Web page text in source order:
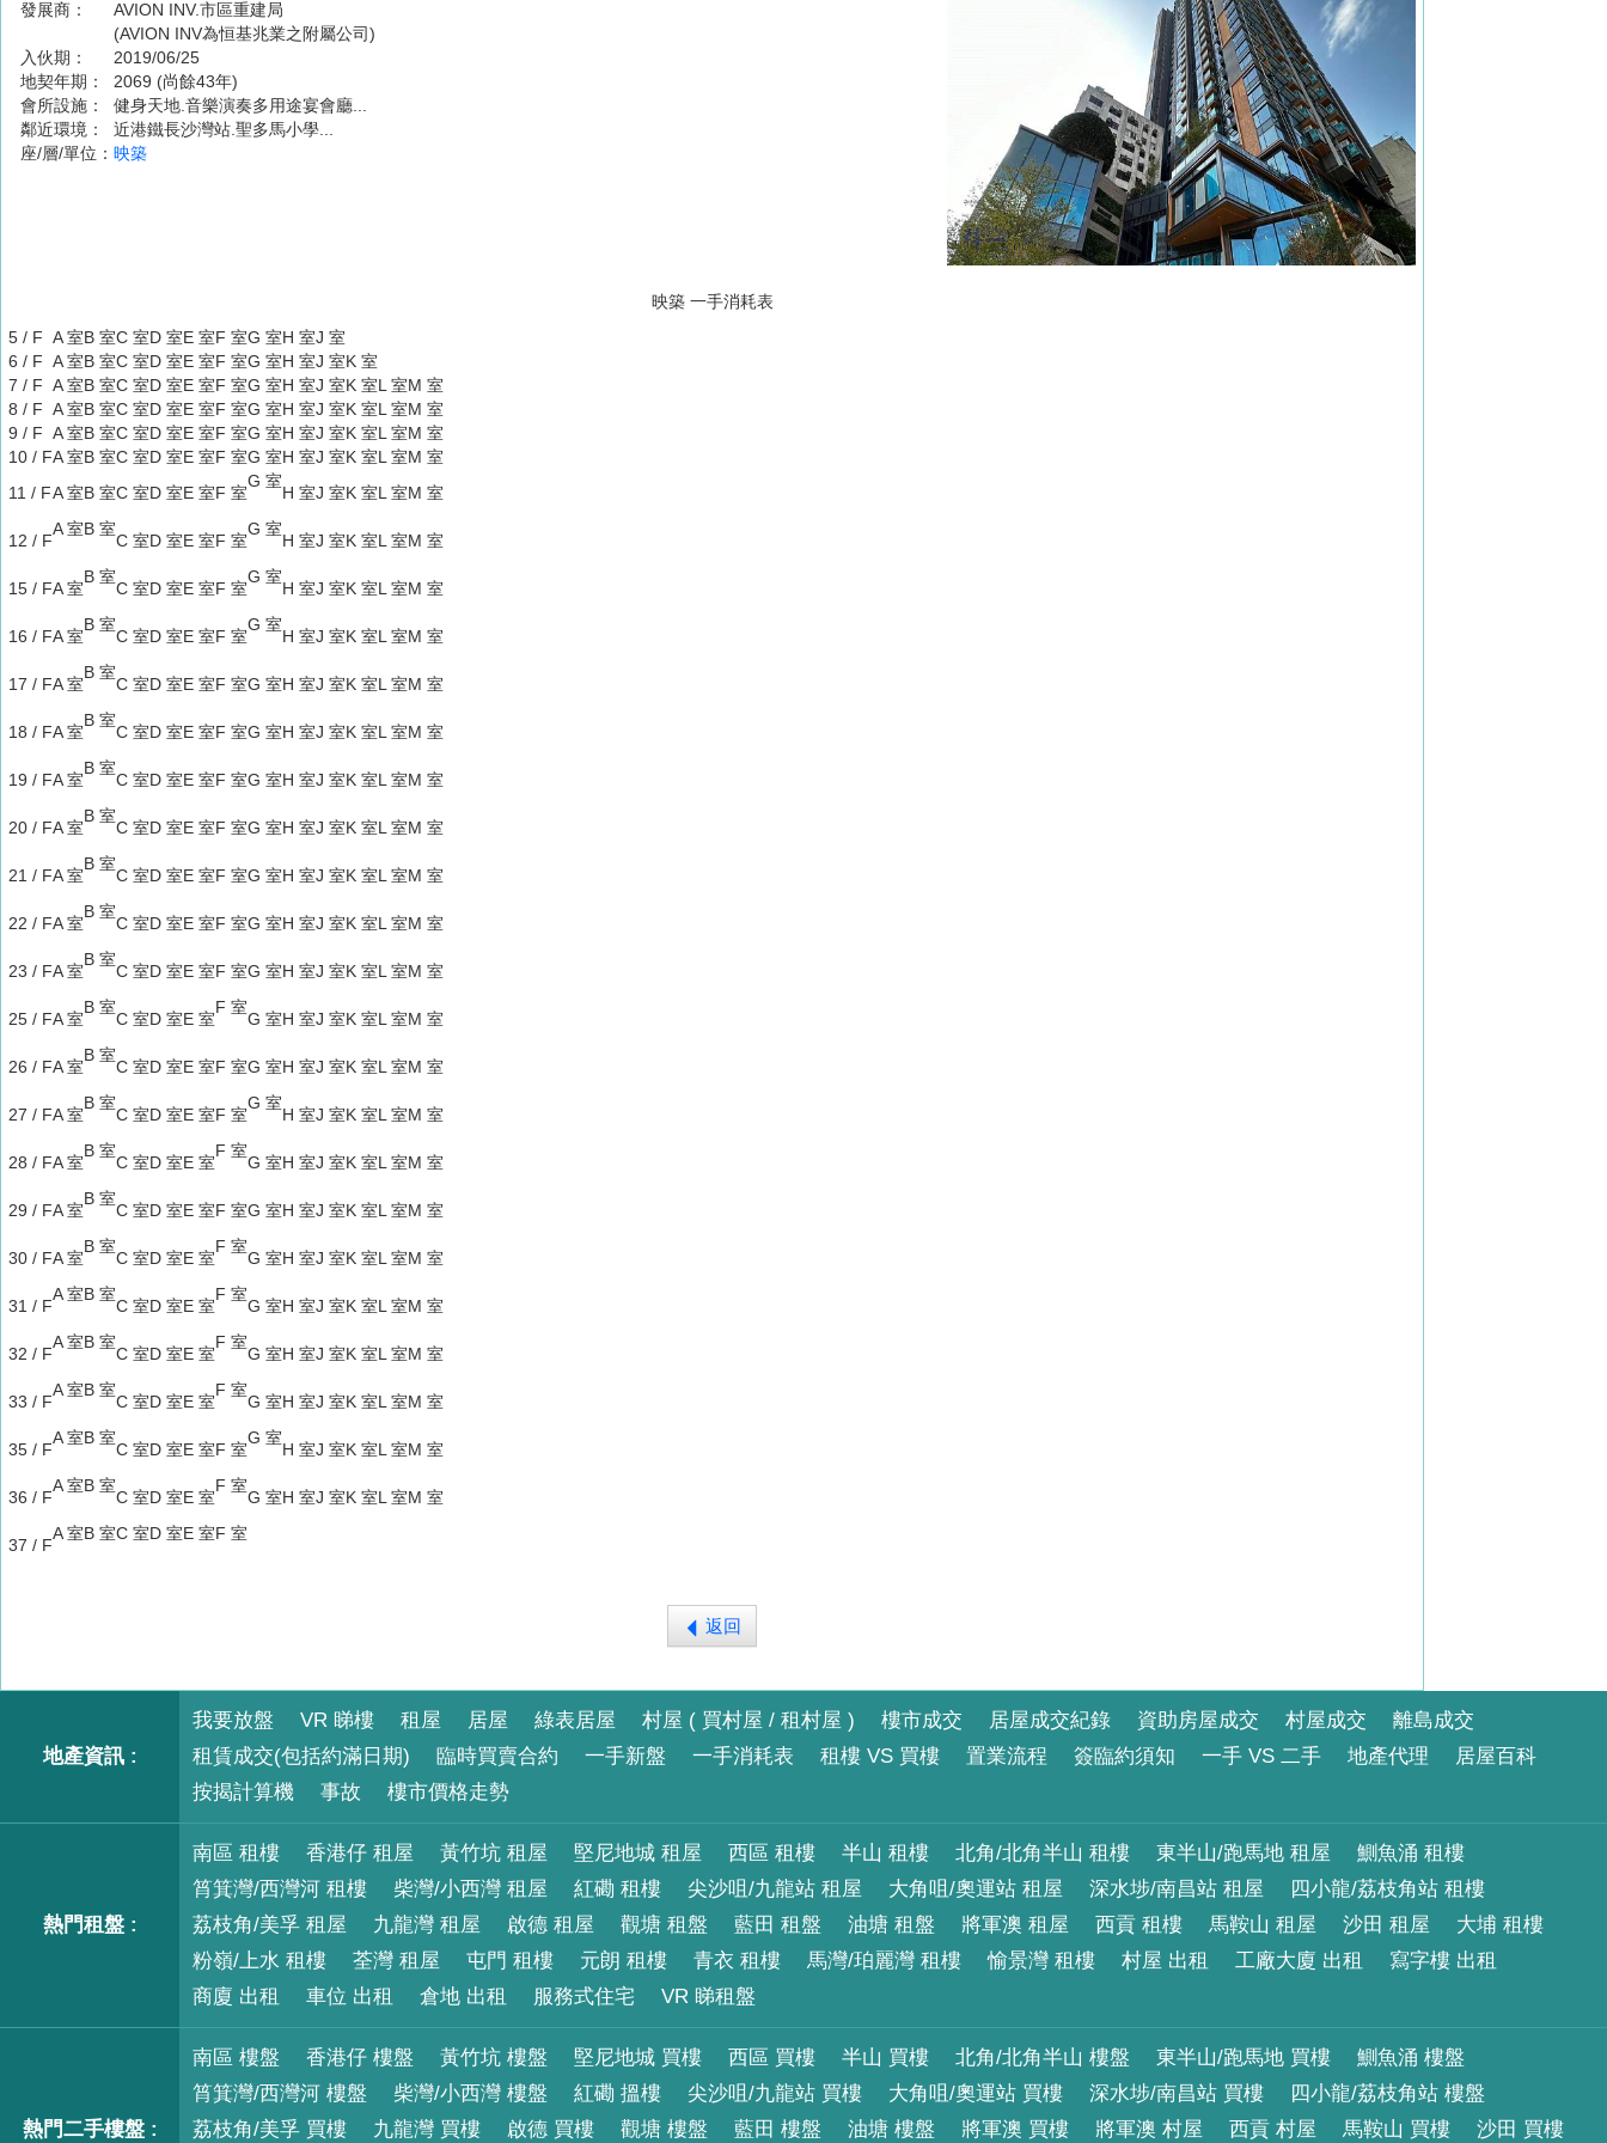
發展商：
AVION INV.市區重建局
(AVION INV為恒基兆業之附屬公司)
入伙期：
2019/06/25
地契年期：
2069 (尚餘43年)
會所設施：
健身天地.音樂演奏多用途宴會廳...
鄰近環境：
近港鐵長沙灣站.聖多馬小學...
座/層/單位： 映築
映築 一手消耗表
5 / F A 室B 室C 室D 室E 室F 室G 室H 室J 室
6 / F A 室B 室C 室D 室E 室F 室G 室H 室J 室K 室
7 / F A 室B 室C 室D 室E 室F 室G 室H 室J 室K 室L 室M 室
8 / F A 室B 室C 室D 室E 室F 室G 室H 室J 室K 室L 室M 室
9 / F A 室B 室C 室D 室E 室F 室G 室H 室J 室K 室L 室M 室
10 / FA 室B 室C 室D 室E 室F 室G 室H 室J 室K 室L 室M 室
11 / FA 室B 室C 室D 室E 室F 室
G 室
H 室J 室K 室L 室M 室
12 / F
A 室B 室
C 室D 室E 室F 室
G 室
H 室J 室K 室L 室M 室
15 / FA 室
B 室
C 室D 室E 室F 室
G 室
H 室J 室K 室L 室M 室
16 / FA 室
B 室
C 室D 室E 室F 室
G 室
H 室J 室K 室L 室M 室
17 / FA 室
B 室
C 室D 室E 室F 室G 室H 室J 室K 室L 室M 室
18 / FA 室
B 室
C 室D 室E 室F 室G 室H 室J 室K 室L 室M 室
19 / FA 室
B 室
C 室D 室E 室F 室G 室H 室J 室K 室L 室M 室
20 / FA 室
B 室
C 室D 室E 室F 室G 室H 室J 室K 室L 室M 室
21 / FA 室
B 室
C 室D 室E 室F 室G 室H 室J 室K 室L 室M 室
22 / FA 室
B 室
C 室D 室E 室F 室G 室H 室J 室K 室L 室M 室
23 / FA 室
B 室
C 室D 室E 室F 室G 室H 室J 室K 室L 室M 室
25 / FA 室
B 室
C 室D 室E 室
F 室
G 室H 室J 室K 室L 室M 室
26 / FA 室
B 室
C 室D 室E 室F 室G 室H 室J 室K 室L 室M 室
27 / FA 室
B 室
C 室D 室E 室F 室
G 室
H 室J 室K 室L 室M 室
28 / FA 室
B 室
C 室D 室E 室
F 室
G 室H 室J 室K 室L 室M 室
29 / FA 室
B 室
C 室D 室E 室F 室G 室H 室J 室K 室L 室M 室
30 / FA 室
B 室
C 室D 室E 室
F 室
G 室H 室J 室K 室L 室M 室
31 / F
A 室B 室
C 室D 室E 室
F 室
G 室H 室J 室K 室L 室M 室
32 / F
A 室B 室
C 室D 室E 室
F 室
G 室H 室J 室K 室L 室M 室
33 / F
A 室B 室
C 室D 室E 室
F 室
G 室H 室J 室K 室L 室M 室
35 / F
A 室B 室
C 室D 室E 室F 室
G 室
H 室J 室K 室L 室M 室
36 / F
A 室B 室
C 室D 室E 室
F 室
G 室H 室J 室K 室L 室M 室
37 / F
A 室B 室C 室D 室E 室F 室
返回
地產資訊 :
我要放盤 VR 睇樓 租屋 居屋 綠表居屋 村屋 ( 買村屋 / 租村屋 ) 樓市成交 居屋成交紀錄 資助房屋成交 村屋成交
離島成交
租賃成交(包括約滿日期)
臨時買賣合約 一手新盤 一手消耗表 租樓 VS 買樓 置業流程 簽臨約須知 一手 VS 二手 地產代理
居屋百科
按揭計算機
事故 樓市價格走勢
熱門租盤 :
南區 租樓 香港仔 租屋 黃竹坑 租屋 堅尼地城 租屋 西區 租樓 半山 租樓 北角/北角半山 租樓 東半山/跑馬地 租屋
鰂魚涌 租樓
筲箕灣/西灣河 租樓
柴灣/小西灣 租屋 紅磡 租樓 尖沙咀/九龍站 租屋 大角咀/奧運站 租屋 深水埗/南昌站 租屋
四小龍/荔枝角站 租樓
荔枝角/美孚 租屋
九龍灣 租屋 啟德 租屋 觀塘 租盤 藍田 租盤 油塘 租盤 將軍澳 租屋 西貢 租樓 馬鞍山 租屋 沙田 租屋
大埔 租樓
粉嶺/上水 租樓
荃灣 租屋 屯門 租樓 元朗 租樓 青衣 租樓 馬灣/珀麗灣 租樓 愉景灣 租樓 村屋 出租 工廠大廈 出租
寫字樓 出租
商廈 出租
車位 出租 倉地 出租 服務式住宅 VR 睇租盤
熱門二手樓盤 :
南區 樓盤 香港仔 樓盤 黃竹坑 樓盤 堅尼地城 買樓 西區 買樓 半山 買樓 北角/北角半山 樓盤 東半山/跑馬地 買樓
鰂魚涌 樓盤
筲箕灣/西灣河 樓盤
柴灣/小西灣 樓盤 紅磡 搵樓 尖沙咀/九龍站 買樓 大角咀/奧運站 買樓 深水埗/南昌站 買樓
四小龍/荔枝角站 樓盤
荔枝角/美孚 買樓
九龍灣 買樓 啟德 買樓 觀塘 樓盤 藍田 樓盤 油塘 樓盤 將軍澳 買樓 將軍澳 村屋 西貢 村屋 馬鞍山 買樓 沙田 買樓